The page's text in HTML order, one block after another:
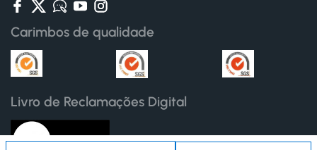
Carimbos de qualidade
Livro de Reclamações Digital